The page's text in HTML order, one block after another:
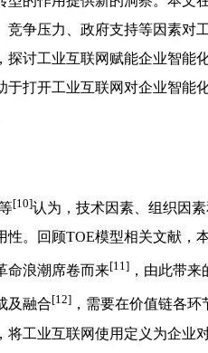
竞争压力、政府支持等因素对
探讨工业互联网赋能企业智能
于打开工业互联网对企业智能
[10]认为，技术因素、组织因
性。回顾TOE模型相关文献
命浪潮席卷而来[11]，由此带来
及融合[12]，需要在价值链各环
将工业互联网使用定义为企业